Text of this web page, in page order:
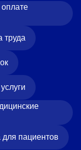
труда
для пациентов